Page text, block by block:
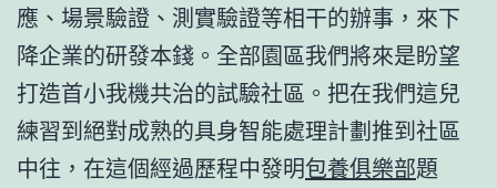
應、場景驗證、測實驗證等相干的辦事，來下
降企業的研發本錢。全部園區我們將來是盼望
打造首小我機共治的試驗社區。把在我們這兒
練習到絕對成熟的具身智能處理計劃推到社區
中往，在這個經過歷程中發明包養俱樂部題